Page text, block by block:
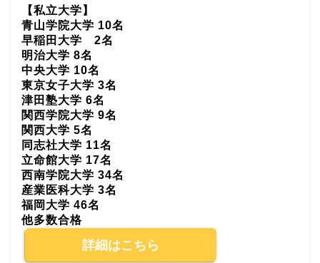
【私立大学】
青山学院大学 10名
早稲田大学 2名
明治大学 8名
中央大学 10名
東京女子大学 3名
津田塾大学 6名
関西学院大学 9名
関西大学 5名
同志社大学 11名
立命館大学 17名
西南学院大学 34名
産業医科大学 3名
福岡大学 46名
他多数合格
詳細はこちら